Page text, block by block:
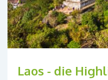
Laos - die